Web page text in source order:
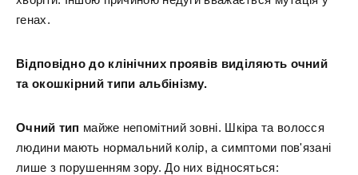
генах.
Відповідно до клінічних проявів виділяють очний
та окошкірний типи альбінізму.
Очний тип майже непомітний зовні. Шкіра та волосся
людини мають нормальний колір, а симптоми пов'язані
лише з порушенням зору. До них відносяться: